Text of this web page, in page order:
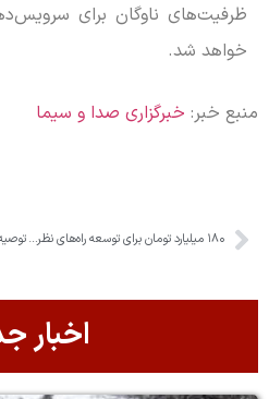
ظرفیت‌های ناوگان برای
خواهد شد.
منبع خبر: خبرگزاری صدا و سیما
۱۸۰ میلیارد تومان برای توسعه راه‌های نظرآباد اختصاص یافت
اخبار